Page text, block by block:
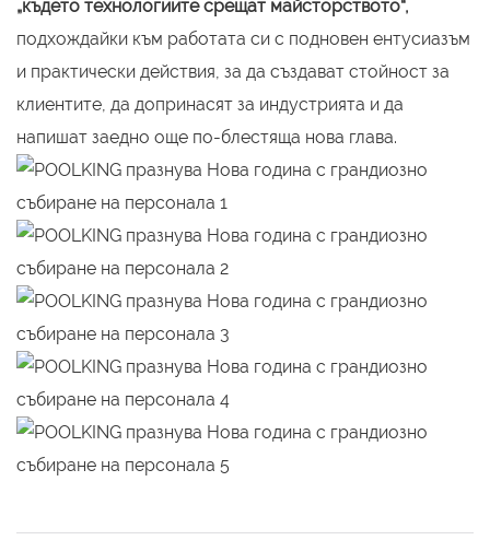
„където технологиите срещат майсторството“,
подхождайки към работата си с подновен ентусиазъм
и практически действия, за да създават стойност за
клиентите, да допринасят за индустрията и да
напишат заедно още по-блестяща нова глава.